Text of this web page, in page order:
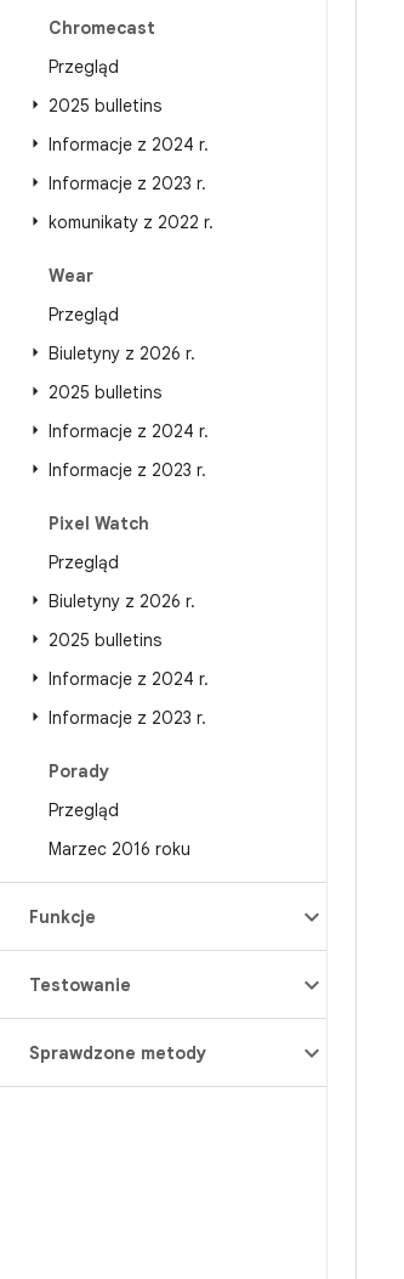
Chromecast
Przegląd
2025 bulletins
Informacje z 2024 r.
Informacje z 2023 r.
komunikaty z 2022 r.
Wear
Przegląd
Biuletyny z 2026 r.
2025 bulletins
Informacje z 2024 r.
Informacje z 2023 r.
Pixel Watch
Przegląd
Biuletyny z 2026 r.
2025 bulletins
Informacje z 2024 r.
Informacje z 2023 r.
Porady
Przegląd
Marzec 2016 roku
Funkcje
Testowanie
Sprawdzone metody